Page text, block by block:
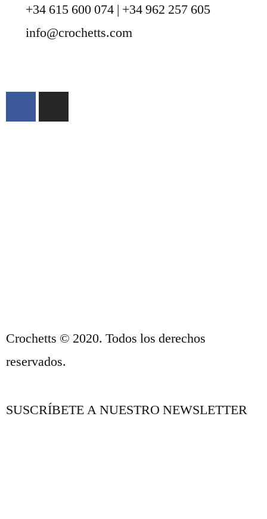
+34 615 600 074 | +34 962 257 605
info@crochetts.com
Crochetts © 2020. Todos los derechos
reservados.
SUSCRÍBETE A NUESTRO NEWSLETTER